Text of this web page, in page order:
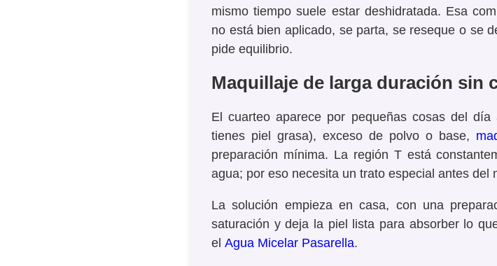
mismo tiempo suele estar deshidratada. Esa
no está bien aplicado, se parta, se reseque o se
pide equilibrio.
Maquillaje de larga duración sin
El cuarteo aparece por pequeñas cosas del
tienes piel grasa), exceso de polvo o base,
preparación mínima. La región T está
agua; por eso necesita un trato especial antes del
La solución empieza en casa, con una
saturación y deja la piel lista para absorber lo
el Agua Micelar Pasarella.